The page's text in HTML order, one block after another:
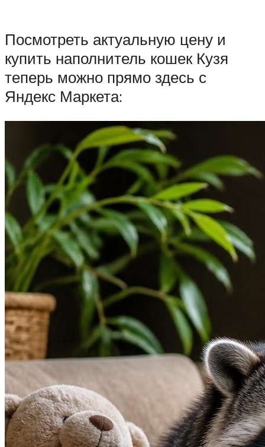
Посмотреть актуальную цену и
купить наполнитель кошек Кузя
теперь можно прямо здесь с
Яндекс Маркета: